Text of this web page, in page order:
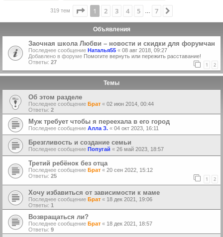
319 тем Страница из
1 2 3 4 5 7
Объявления
Заочная школа Любви – новости и скидки для форумчан
Последнее сообщение Наталья55 « 08 авг 2018, 09:27
Добавлено в форуме Помогите вернуть или пережить расставание!
Ответы: 27 1 2
Темы
Об этом разделе
Последнее сообщение Брат « 02 июн 2014, 00:44
Ответы: 2
Муж требует чтобы я переехала в его город
Последнее сообщение Алла З. « 04 окт 2023, 16:11
Брезгливость и создание семьи
Последнее сообщение Попугай « 26 май 2023, 18:57
Третий ребёнок без отца
Последнее сообщение Брат « 20 сен 2022, 15:12
Ответы: 25 1 2
Хочу избавиться от зависимости к маме
Последнее сообщение Брат « 18 дек 2021, 19:06
Ответы: 1
Возвращаться ли?
Последнее сообщение Брат « 18 дек 2021, 18:57
Ответы: 9